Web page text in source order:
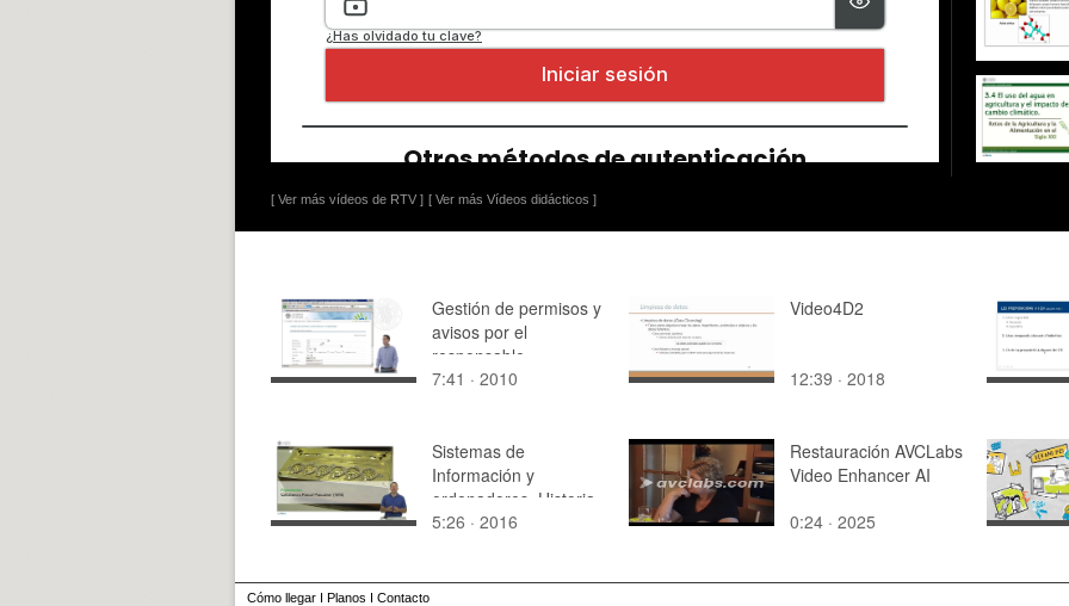
[ Ver más vídeos de RTV ] [ Ver más Vídeos didácticos ]
Gestión de permisos y
avisos por el
responsable
7:41 · 2010
Video4D2
12:39 · 2018
Sistemas de
Información y
ordenadores. Historia
de los ordenadores
5:26 · 2016
Restauración AVCLabs
Video Enhancer AI
0:24 · 2025
Cómo llegar I Planos I Contacto